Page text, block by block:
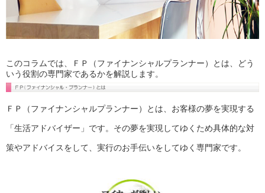
このコラムでは、ＦＰ（ファイナンシャルプランナー）とは、どう
いう役割の専門家であるかを解説します。
ＦＰ（ファイナンシャルプランナー）とは、お客様の夢を実現する
「生活アドバイザー」です。その夢を実現してゆくため具体的な対
策やアドバイスをして、実行のお手伝いをしてゆく専門家です。